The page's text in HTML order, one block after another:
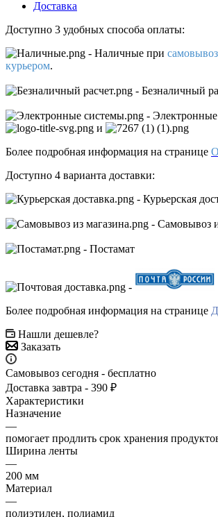
Доставка
Доступно 3 удобных способа оплаты:
- Наличные при
курьером.
- Безналичный
-
и
Более подробная информация на странице
Доступно 4 варианта доставки:
- Курьерская
- Самовывоз
- Постамат
-
Более подробная информация на странице
Нашли дешевле?
Заказать
Самовывоз сегодня - бесплатно
Доставка завтра - 390 ₽
Характеристики
Назначение
—
помогает продлить срок хранения
Ширина ленты
—
200 мм
Материал
—
полиэтилен, полиамид